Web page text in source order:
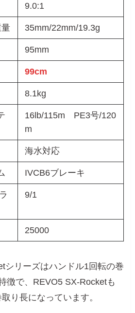
9.0:1
35mm/22mm/19.3g
95mm
99cm
8.1kg
16lb/115m PE3号/120
m
海水対応
IVCB6ブレーキ
9/1
25000
シリーズはハンドル1回転の巻
徴で、REVO5 SX-Rocketも
り長になっています。